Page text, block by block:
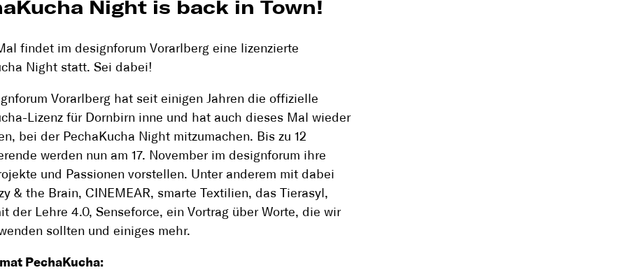
Night is back in Town!
findet im designforum Vorarlberg eine lizenzierte
Night statt. Sei dabei!
Vorarlberg hat seit einigen Jahren die offizielle
Lizenz für Dornbirn inne und hat auch dieses Mal wieder
bei der PechaKucha Night mitzumachen. Bis zu 12
werden nun am 17. November im designforum ihre
und Passionen vorstellen. Unter anderem mit dabei
& the Brain, CINEMEAR, smarte Textilien, das Tierasyl,
der Lehre 4.0, Senseforce, ein Vortrag über Worte, die wir
sollten und einiges mehr.
PechaKucha: